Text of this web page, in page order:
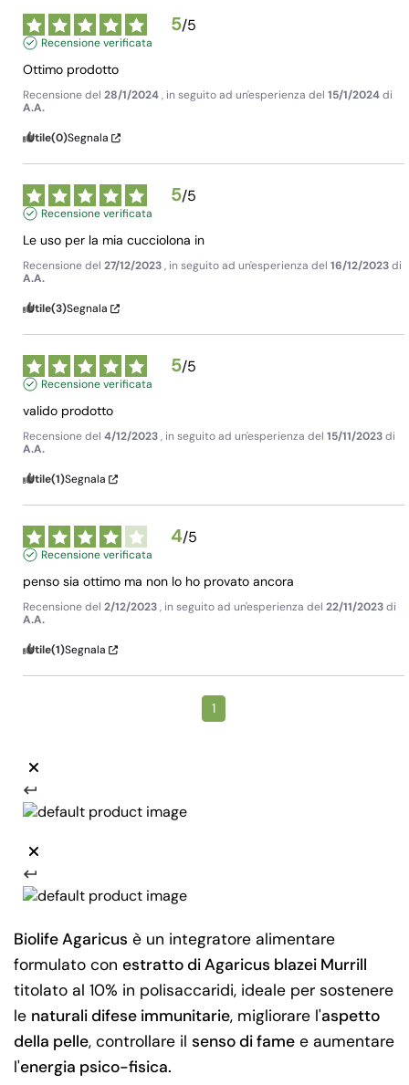
5/5
Recensione verificata
Ottimo prodotto
Recensione del 28/1/2024, in seguito ad un'esperienza del 15/1/2024di
A.A.
Utile(0)Segnala
5/5
Recensione verificata
Le uso per la mia cucciolona in
Recensione del 27/12/2023, in seguito ad un'esperienza del 16/12/2023di
A.A.
Utile(3)Segnala
5/5
Recensione verificata
valido prodotto
Recensione del 4/12/2023, in seguito ad un'esperienza del 15/11/2023di
A.A.
Utile(1)Segnala
4/5
Recensione verificata
penso sia ottimo ma non lo ho provato ancora
Recensione del 2/12/2023, in seguito ad un'esperienza del 22/11/2023di
A.A.
Utile(1)Segnala
1
Biolife Agaricus è un integratore alimentare
formulato con estratto di Agaricus blazei Murrill
titolato al 10% in polisaccaridi, ideale per sostenere
le naturali difese immunitarie, migliorare l'aspetto
della pelle, controllare il senso di fame e aumentare
l'energia psico-fisica.